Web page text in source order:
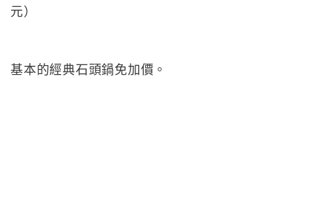
元）
基本的經典石頭鍋免加價。